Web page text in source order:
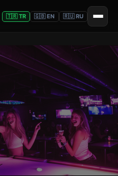
🇹🇷 TR 🇬🇧 EN 🇷🇺 RU